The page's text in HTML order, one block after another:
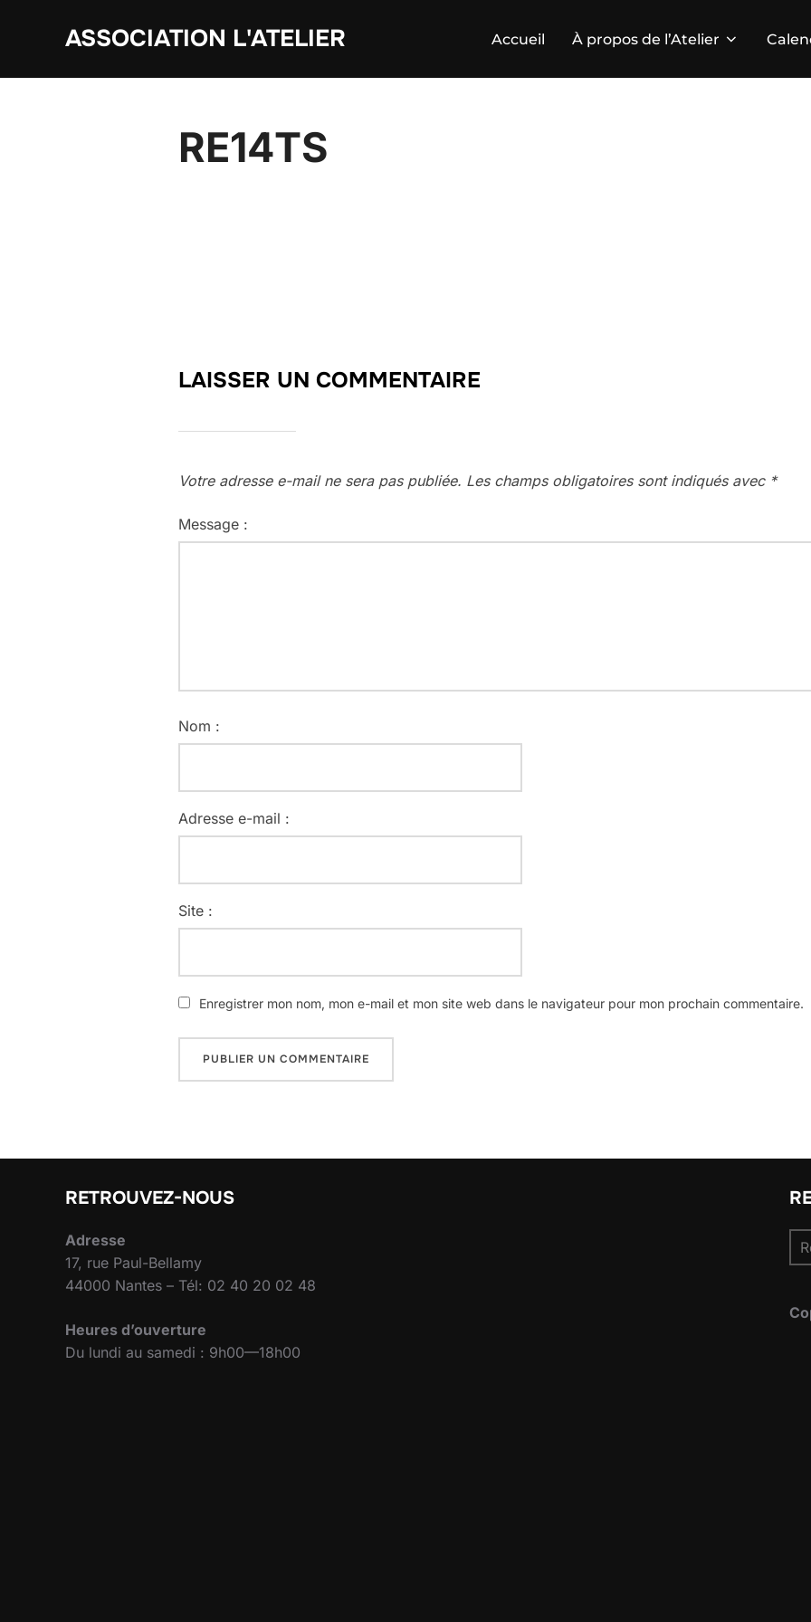
ASSOCIATION L'ATELIER Accueil À propos de l’Atelier
RE14TS
LAISSER UN COMMENTAIRE
Votre adresse e-mail ne sera pas publiée. Les champs obligatoires sont indiqués avec *
Message :
Nom :
Adresse e-mail :
Site :
Enregistrer mon nom, mon e-mail et mon site web dans le navigateur pour mon prochain commentaire.
RETROUVEZ-NOUS
Adresse
17, rue Paul-Bellamy
44000 Nantes – Tél: 02 40 20 02 48
Heures d’ouverture
Du lundi au samedi : 9h00—18h00